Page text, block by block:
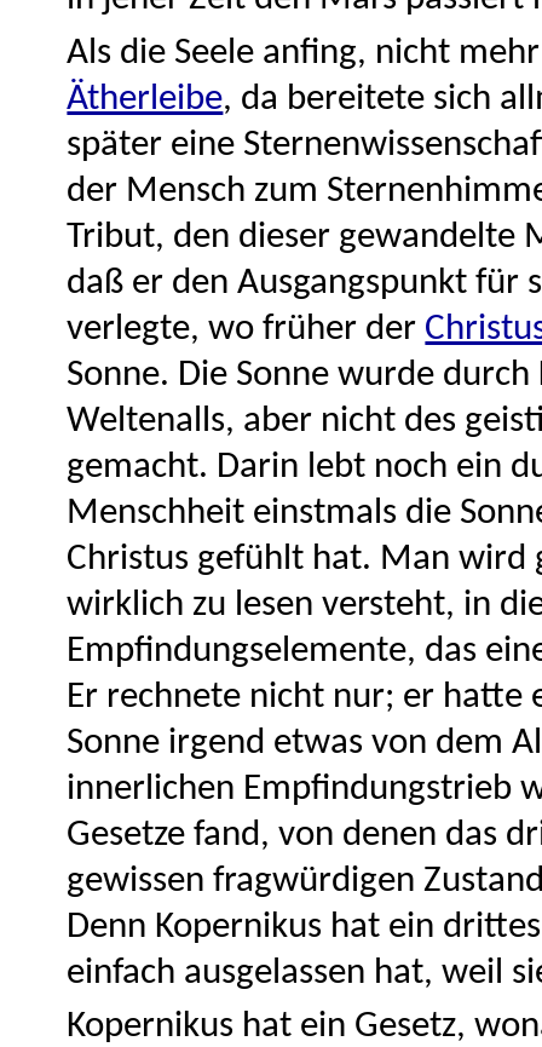
Als die Seele anfing, nicht
Ätherleibe, da bereitete sich
später eine
der Mensch zum
Tribut, den dieser gewandelte
daß er den Ausgangspunkt für
verlegte, wo früher der
Sonne. Die Sonne wurde
Weltenalls, aber nicht des
gemacht. Darin lebt noch ein
Menschheit einstmals die
Christus gefühlt hat. Man wird
wirklich zu lesen versteht, in
Empfindungselemente, das
Er rechnete nicht nur; er hatte
Sonne irgend etwas von dem
innerlichen Empfindungstrieb
Gesetze fand, von denen das
gewissen fragwürdigen
Denn Kopernikus hat ein
einfach ausgelassen hat, weil
Kopernikus hat ein Gesetz,